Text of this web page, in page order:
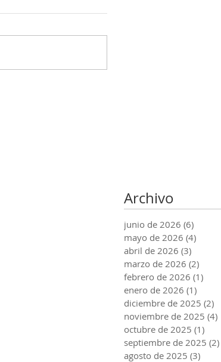
Archivo
junio de 2026 (6)
mayo de 2026 (4)
abril de 2026 (3)
marzo de 2026 (2)
febrero de 2026 (1)
enero de 2026 (1)
diciembre de 2025 (2)
noviembre de 2025 (4)
octubre de 2025 (1)
septiembre de 2025 (2)
agosto de 2025 (3)